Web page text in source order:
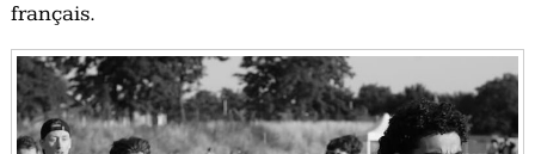
français.